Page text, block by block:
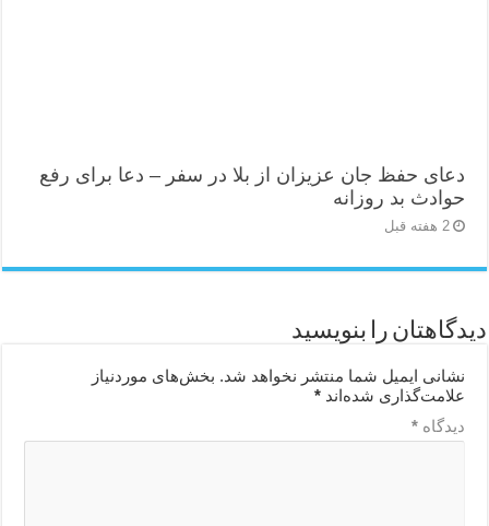
دعای حفظ جان عزیزان از بلا در سفر – دعا برای رفع
حوادث بد روزانه
2 هفته قبل
دیدگاهتان را بنویسید
نشانی ایمیل شما منتشر نخواهد شد. بخش‌های موردنیاز
علامت‌گذاری شده‌اند*
دیدگاه*